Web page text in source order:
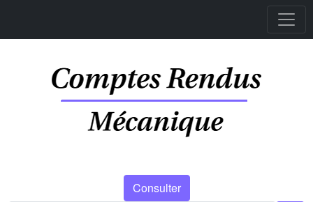
Consulter